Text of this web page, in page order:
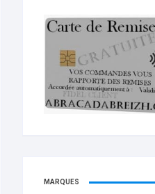
MARQUES